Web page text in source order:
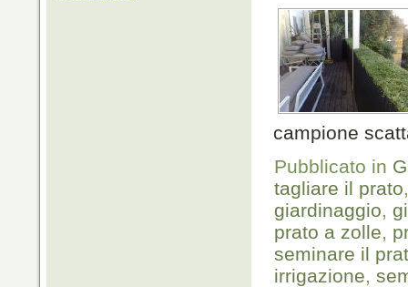
campione
Pubblicato in
tagliare il prato
giardinaggio,
prato a zolle,
seminare il
irrigazione,